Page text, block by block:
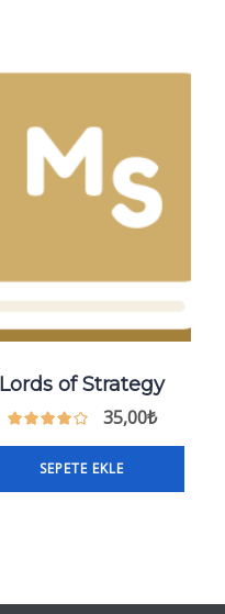
Lords of Strategy
35,00₺
SEPETE EKLE